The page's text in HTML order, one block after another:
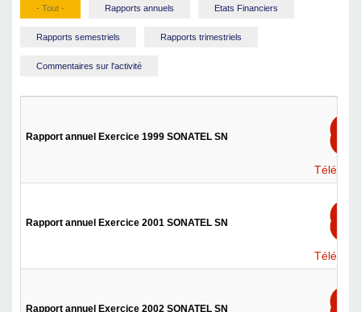
- Tout - Rapports annuels Etats Financiers
Rapports semestriels Rapports trimestriels
Commentaires sur l'activité
Rapport annuel Exercice 1999 SONATEL SN
Rapport annuel Exercice 2001 SONATEL SN
Rapport annuel Exercice 2002 SONATEL SN